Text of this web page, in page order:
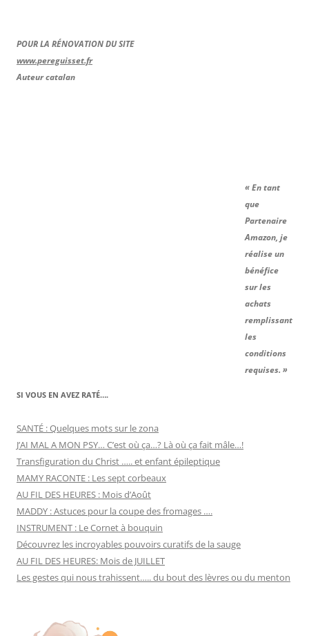
POUR LA RÉNOVATION DU SITE
www.pereguisset.fr
Auteur catalan
« En tant
que
Partenaire
Amazon, je
réalise un
bénéfice
sur les
achats
remplissant
les
conditions
requises. »
SI VOUS EN AVEZ RATÉ….
SANTÉ : Quelques mots sur le zona
J’AI MAL A MON PSY… C’est où ça…? Là où ça fait mâle…!
Transfiguration du Christ ….. et enfant épileptique
MAMY RACONTE : Les sept corbeaux
AU FIL DES HEURES : Mois d’Août
MADDY : Astuces pour la coupe des fromages ….
INSTRUMENT : Le Cornet à bouquin
Découvrez les incroyables pouvoirs curatifs de la sauge
AU FIL DES HEURES: Mois de JUILLET
Les gestes qui nous trahissent….. du bout des lèvres ou du menton